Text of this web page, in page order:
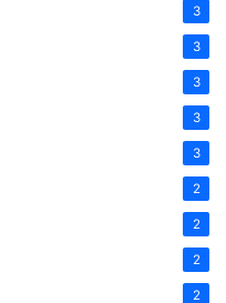
3
3
3
3
3
2
2
2
2